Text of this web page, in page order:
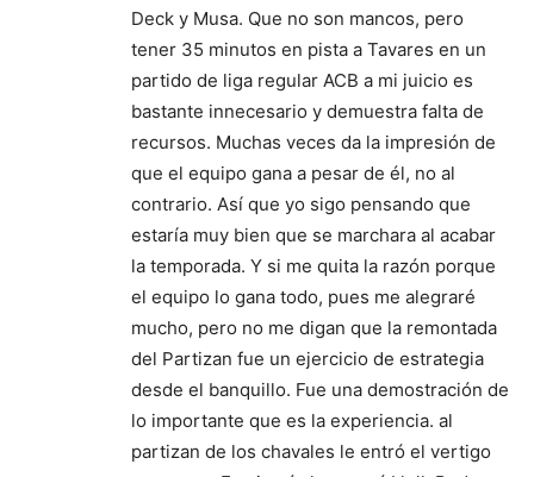
Deck y Musa. Que no son mancos, pero
tener 35 minutos en pista a Tavares en un
partido de liga regular ACB a mi juicio es
bastante innecesario y demuestra falta de
recursos. Muchas veces da la impresión de
que el equipo gana a pesar de él, no al
contrario. Así que yo sigo pensando que
estaría muy bien que se marchara al acabar
la temporada. Y si me quita la razón porque
el equipo lo gana todo, pues me alegraré
mucho, pero no me digan que la remontada
del Partizan fue un ejercicio de estrategia
desde el banquillo. Fue una demostración de
lo importante que es la experiencia. al
partizan de los chavales le entró el vertigo